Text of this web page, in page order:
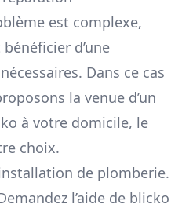
est complexe,
d’une
Dans ce cas
la venue d’un
à votre domicile, le
choix.
de plomberie.
l’aide de blicko